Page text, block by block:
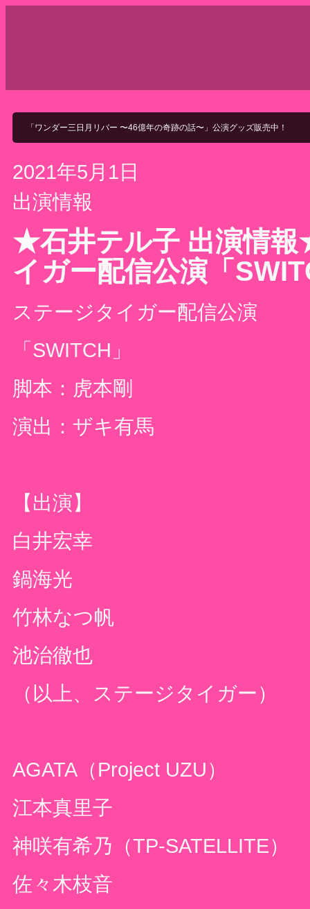
「ワンダー三日月リバー 〜46億年の奇跡の話〜」公演グッズ販売中！
2021年5月1日
出演情報
★石井テル子 出演情報
イガー配信公演「
ステージタイガー配信公演
「SWITCH 」
脚本：虎本剛
演出：ザキ有馬
【出演】
白井宏幸
鍋海光
竹林なつ帆
池治徹也
（以上、ステージタイガー）
AGATA （Project UZU）
江本真里子
神咲有希乃（TP-SATELLITE）
佐々木枝音